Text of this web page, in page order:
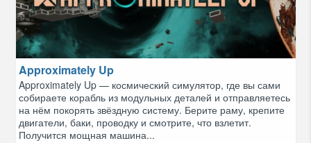
Approximately Up
Approximately Up — космический симулятор, где вы сами
собираете корабль из модульных деталей и отправляетесь
на нём покорять звёздную систему. Берите раму, крепите
двигатели, баки, проводку и смотрите, что взлетит.
Получится мощная машина...